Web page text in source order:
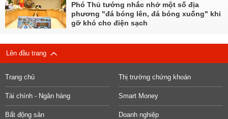
Phó Thủ tướng nhắc nhở một số địa
phương "đá bóng lên, đá bóng xuống" khi
gỡ khó cho điện sạch
Lên đầu trang
Trang chủ Thị trường chứng khoán
Tài chính - Ngân hàng Smart Money
Bất động sản Doanh nghiệp